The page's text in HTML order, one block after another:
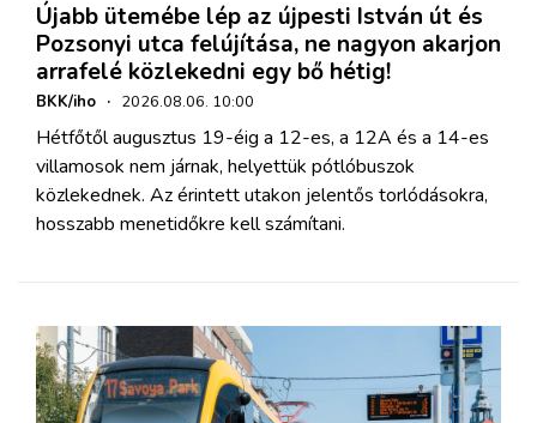
Újabb ütemébe lép az újpesti István út és
Pozsonyi utca felújítása, ne nagyon akarjon
arrafelé közlekedni egy bő hétig!
BKK/iho · 2026.08.06. 10:00
Hétfőtől augusztus 19-éig a 12-es, a 12A és a 14-es
villamosok nem járnak, helyettük pótlóbuszok
közlekednek. Az érintett utakon jelentős torlódásokra,
hosszabb menetidőkre kell számítani.